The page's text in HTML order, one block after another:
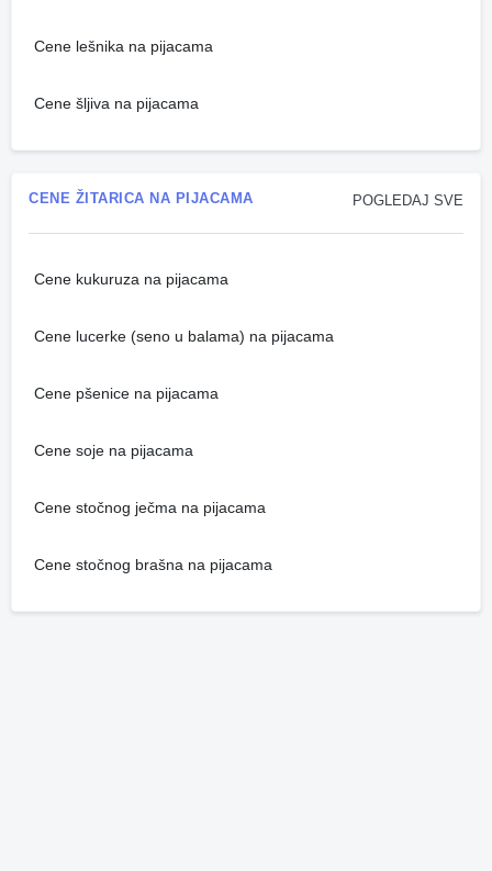
Cene lešnika na pijacama
Cene šljiva na pijacama
POGLEDAJ SVE
CENE ŽITARICA NA PIJACAMA
Cene kukuruza na pijacama
Cene lucerke (seno u balama) na pijacama
Cene pšenice na pijacama
Cene soje na pijacama
Cene stočnog ječma na pijacama
Cene stočnog brašna na pijacama